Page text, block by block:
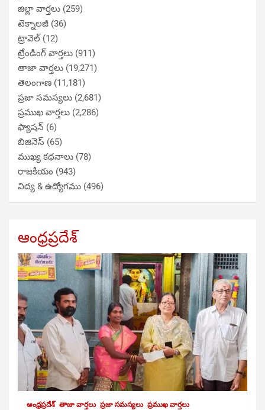
జిల్లా వార్తలు (259)
టెక్నాలజీ (36)
ట్రావెల్(12)
ట్రేండింగ్ వార్తలు (911)
తాజా వార్తలు (19,271)
తెలంగాణ (11,181)
ప్రజా సమస్యలు (2,681)
ప్రముఖ వార్తలు (2,286)
ఫ్యాషన్ (6)
బిజినెస్ (65)
ముఖ్య కథనాలు (78)
రాజకీయం (943)
విద్య & ఉద్యోగము (496)
ఆంధ్రప్రదేశ్
ఆంధ్రప్రదేశ్ తాజా వార్తలు ప్రజా సమస్యలు ప్రముఖ వార్తలు